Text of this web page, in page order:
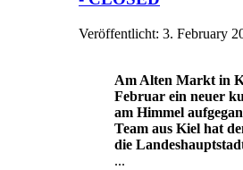
Veröffentlicht: 3. February
Am Alten Markt in
Februar ein neuer
am Himmel
Team aus Kiel hat
die
...